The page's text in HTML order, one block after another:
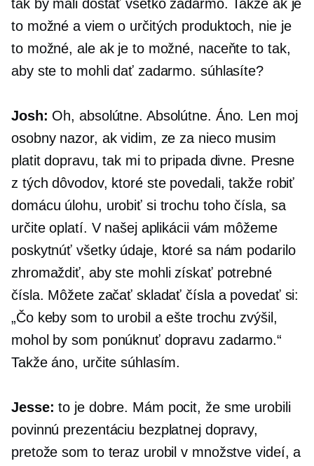
tak by mali dostať všetko zadarmo. Takže ak je
to možné a viem o určitých produktoch, nie je
to možné, ale ak je to možné, naceňte to tak,
aby ste to mohli dať zadarmo. súhlasíte?
Josh: Oh, absolútne. Absolútne. Áno. Len moj
osobny nazor, ak vidim, ze za nieco musim
platit dopravu, tak mi to pripada divne. Presne
z tých dôvodov, ktoré ste povedali, takže robiť
domácu úlohu, urobiť si trochu toho čísla, sa
určite oplatí. V našej aplikácii vám môžeme
poskytnúť všetky údaje, ktoré sa nám podarilo
zhromaždiť, aby ste mohli získať potrebné
čísla. Môžete začať skladať čísla a povedať si:
„Čo keby som to urobil a ešte trochu zvýšil,
mohol by som ponúknuť dopravu zadarmo.“
Takže áno, určite súhlasím.
Jesse: to je dobre. Mám pocit, že sme urobili
povinnú prezentáciu bezplatnej dopravy,
pretože som to teraz urobil v množstve videí, a